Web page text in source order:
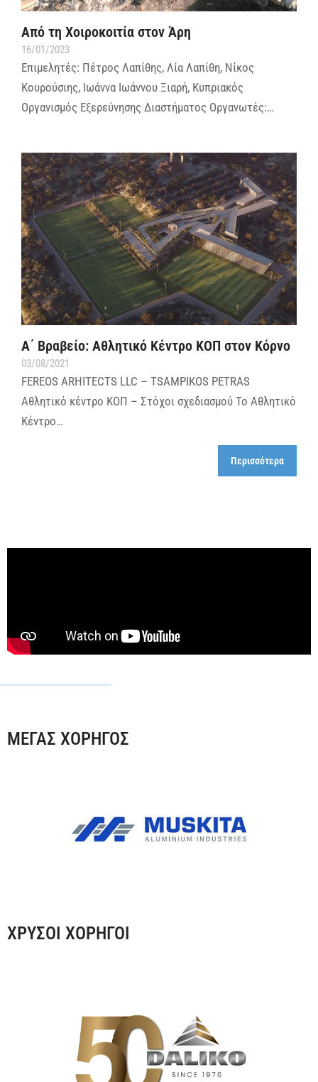
Από τη Χοιροκοιτία στον Άρη
16/01/2023
Επιμελητές: Πέτρος Λαπίθης, Λία Λαπίθη, Νίκος
Κουρούσιης, Ιωάννα Ιωάννου Ξιαρή, Κυπριακός
Οργανισμός Εξερεύνησης Διαστήματος Οργανωτές:…
Α΄ Βραβείο: Αθλητικό Κέντρο ΚΟΠ στον Κόρνο
03/08/2021
FEREOS ARHITECTS LLC – TSAMPIKOS PETRAS
Αθλητικό κέντρο ΚΟΠ – Στόχοι σχεδιασμού Το Αθλητικό
Κέντρο…
Περισσότερα
ΜΕΓΑΣ ΧΟΡΗΓΟΣ
ΧΡΥΣΟΙ ΧΟΡΗΓΟΙ